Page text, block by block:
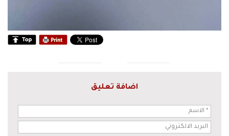
اضافة تعليق